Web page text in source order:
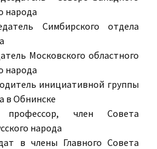
народа
Симбирского отдела
Московского областного
народа
инициативной группы
в Обнинске
член Совета
народа
в члены Главного Совета